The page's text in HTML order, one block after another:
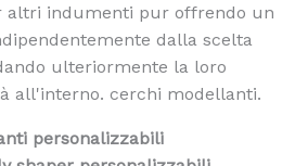
altri indumenti pur offrendo un
dalla scelta
ulteriormente la loro
all'interno. cerchi modellanti.
personalizzabili